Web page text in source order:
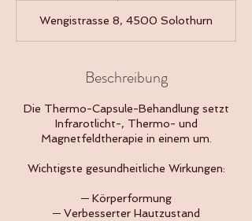
d
Wengistrasse 8, 4500 Solothurn
Beschreibung
Die Thermo-Capsule-Behandlung setzt
Infrarotlicht-, Thermo- und
Magnetfeldtherapie in einem um.
Wichtigste gesundheitliche Wirkungen:
─ Körperformung
─ Verbesserter Hautzustand